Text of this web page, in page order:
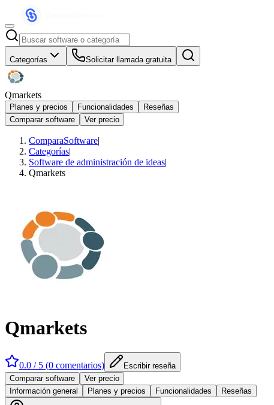
Categorías Solicitar llamada gratuita
Qmarkets
Planes y precios Funcionalidades
Reseñas
Comparar software
Ver precio
ComparaSoftware|
Categorías|
Software de administración de ideas|
Qmarkets
Qmarkets
0.0 / 5 (0 comentarios)
Escribir reseña
Comparar software
Ver precio
Información general
Planes y precios Funcionalidades Reseñas